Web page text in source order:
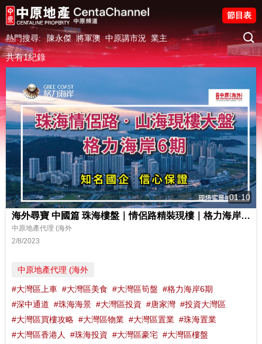
熱門搜尋: 陳永傑 將軍澳 中原講市況 業主
節目表
共有1紀錄
01:10
海外尋寶 中國篇 珠海樓盤｜情侶路精裝現樓｜格力海岸6期｜珠海知名豪宅｜海景物業｜鄰近深珠通道｜即買即收樓｜兩房約¥150餘萬起*｜約30多分鐘可到港珠澳大橋 中原地產代理 (海外)
中原地產代理 (海外
2/8/2023
中原地產代理 (海外
#大灣區上車 #大灣區美食 #大灣區筍盤 #格力海岸6期
#深中通道 #珠海海景 #大灣區投資 #唐家灣 #投資大灣區
#大灣區買樓攻略 #大灣區物業 #大灣區置業 #珠海置業
#大灣區香港人
#珠海投資 #大灣區豪宅 #大灣區樓盤